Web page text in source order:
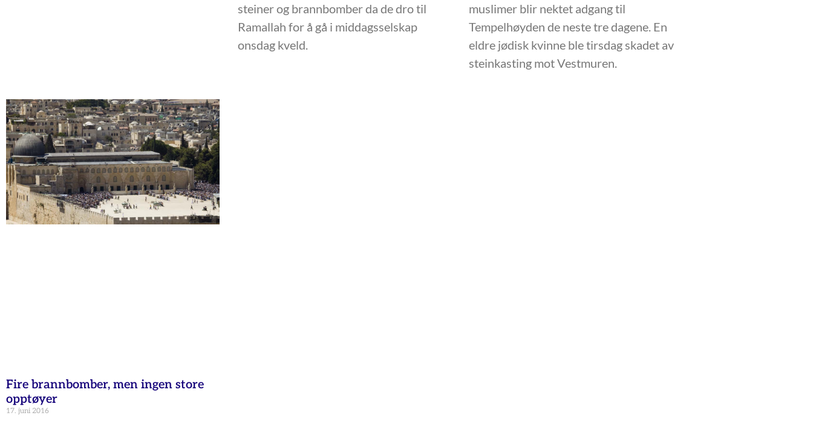
steiner og brannbomber da de dro til
Ramallah for å gå i middagsselskap
onsdag kveld.
muslimer blir nektet adgang til
Tempelhøyden de neste tre dagene. En
eldre jødisk kvinne ble tirsdag skadet av
steinkasting mot Vestmuren.
Fire brannbomber, men ingen store
opptøyer
17. juni 2016